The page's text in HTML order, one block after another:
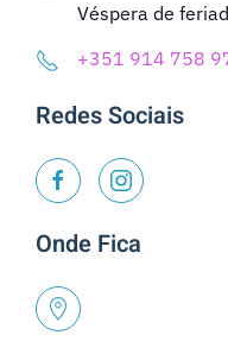
Véspera de
+351 914 758
Redes Sociais
Onde Fica